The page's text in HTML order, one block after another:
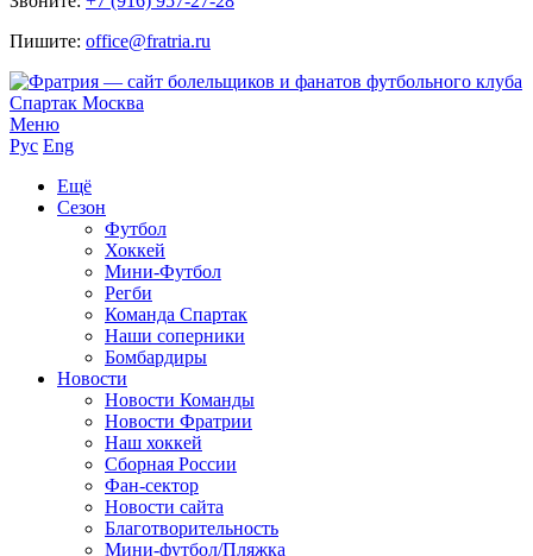
Пишите: office@fratria.ru
Меню
Рус Eng
Ещё
Сезон
Футбол
Хоккей
Мини-Футбол
Регби
Команда Спартак
Наши соперники
Бомбардиры
Новости
Новости Команды
Новости Фратрии
Наш хоккей
Сборная России
Фан-cектор
Новости сайта
Благотворительность
Мини-футбол/Пляжка